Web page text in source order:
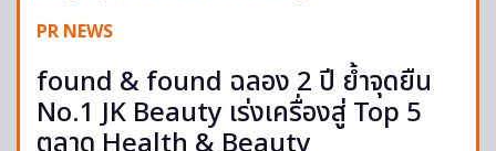
PR NEWS
found & found ฉลอง 2 ปี ย้ำจุดยืน
No.1 JK Beauty เร่งเครื่องสู่ Top 5